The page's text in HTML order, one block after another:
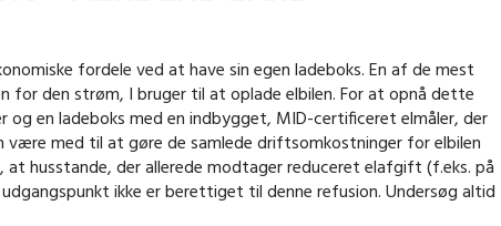
fordele ved at have sin egen ladeboks. En af de mest
den strøm, I bruger til at oplade elbilen. For at opnå dette
en ladeboks med en indbygget, MID-certificeret elmåler, der
med til at gøre de samlede driftsomkostninger for elbilen
husstande, der allerede modtager reduceret elafgift (f.eks. på
ikke er berettiget til denne refusion. Undersøg altid